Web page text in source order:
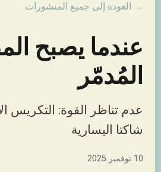
→ العودة إلى جميع المنشورات
عندما يصبح
المُدمّر
عدم تناظر القوة: التكريس
شاكتا اليسارية
10 نوفمبر 2025